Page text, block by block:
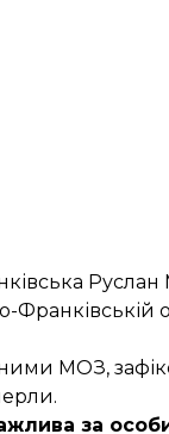
Руслан
МОЗ,
за